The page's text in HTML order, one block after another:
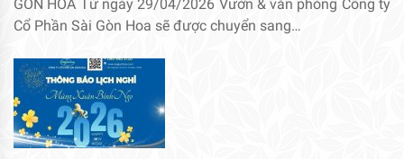
GÒN HOA Từ ngày 29/04/2026 Vườn & văn phòng Công ty
Cổ Phần Sài Gòn Hoa sẽ được chuyển sang…